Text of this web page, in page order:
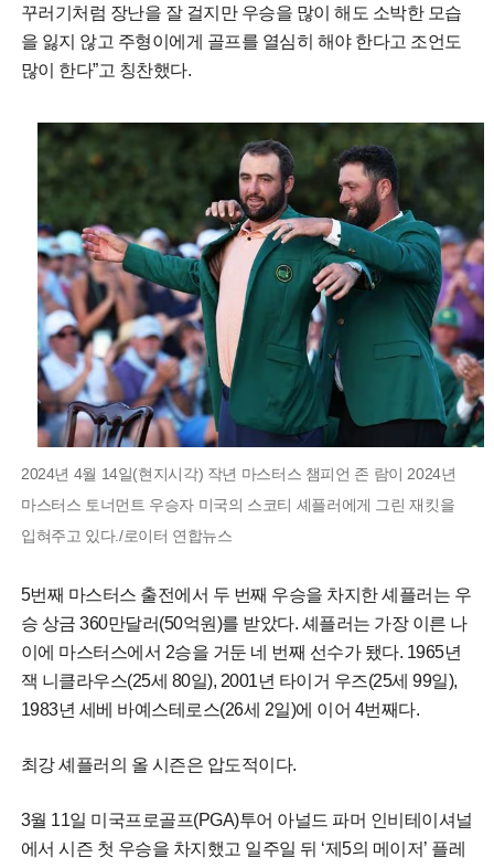
꾸러기처럼 장난을 잘 걸지만 우승을 많이 해도 소박한 모습
을 잃지 않고 주형이에게 골프를 열심히 해야 한다고 조언도
많이 한다”고 칭찬했다.
2024년 4월 14일(현지시각) 작년 마스터스 챔피언 존 람이 2024년
마스터스 토너먼트 우승자 미국의 스코티 셰플러에게 그린 재킷을
입혀주고 있다./로이터 연합뉴스
5번째 마스터스 출전에서 두 번째 우승을 차지한 셰플러는 우
승 상금 360만달러(50억원)를 받았다. 셰플러는 가장 이른 나
이에 마스터스에서 2승을 거둔 네 번째 선수가 됐다. 1965년
잭 니클라우스(25세 80일), 2001년 타이거 우즈(25세 99일),
1983년 세베 바예스테로스(26세 2일)에 이어 4번째다.
최강 셰플러의 올 시즌은 압도적이다.
3월 11일 미국프로골프(PGA)투어 아널드 파머 인비테이셔널
에서 시즌 첫 우승을 차지했고 일주일 뒤 ‘제5의 메이저’ 플레